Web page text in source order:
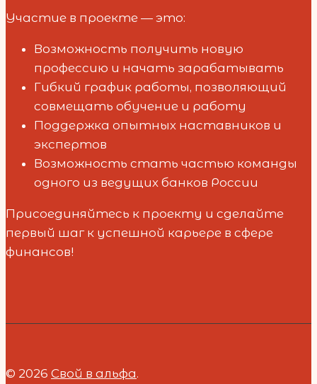
Участие в проекте — это:
Возможность получить новую
профессию и начать зарабатывать
Гибкий график работы, позволяющий
совмещать обучение и работу
Поддержка опытных наставников и
экспертов
Возможность стать частью команды
одного из ведущих банков России
Присоединяйтесь к проекту и сделайте
первый шаг к успешной карьере в сфере
финансов!
© 2026 Свой в альфа.